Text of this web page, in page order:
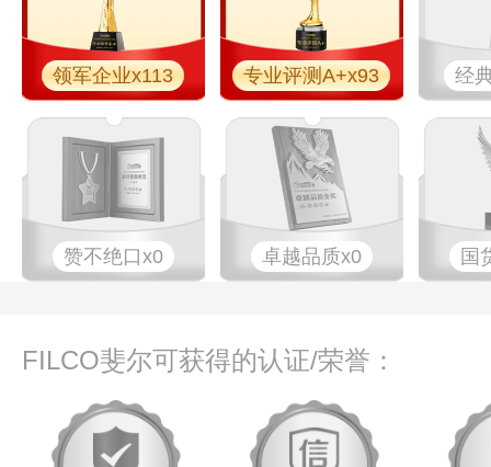
领军企业x113 专业评测A+x93 经
赞不绝口x0 卓越品质x0 国
FILCO斐尔可获得的认证/荣誉：